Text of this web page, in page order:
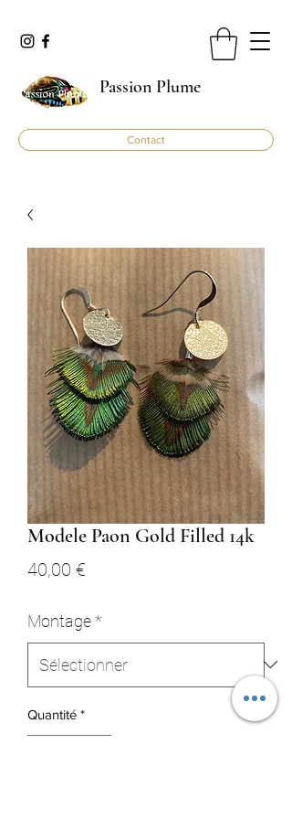
Passion Plume
Contact
Modele Paon Gold Filled 14k
40,00 €
Montage*
Quantité *